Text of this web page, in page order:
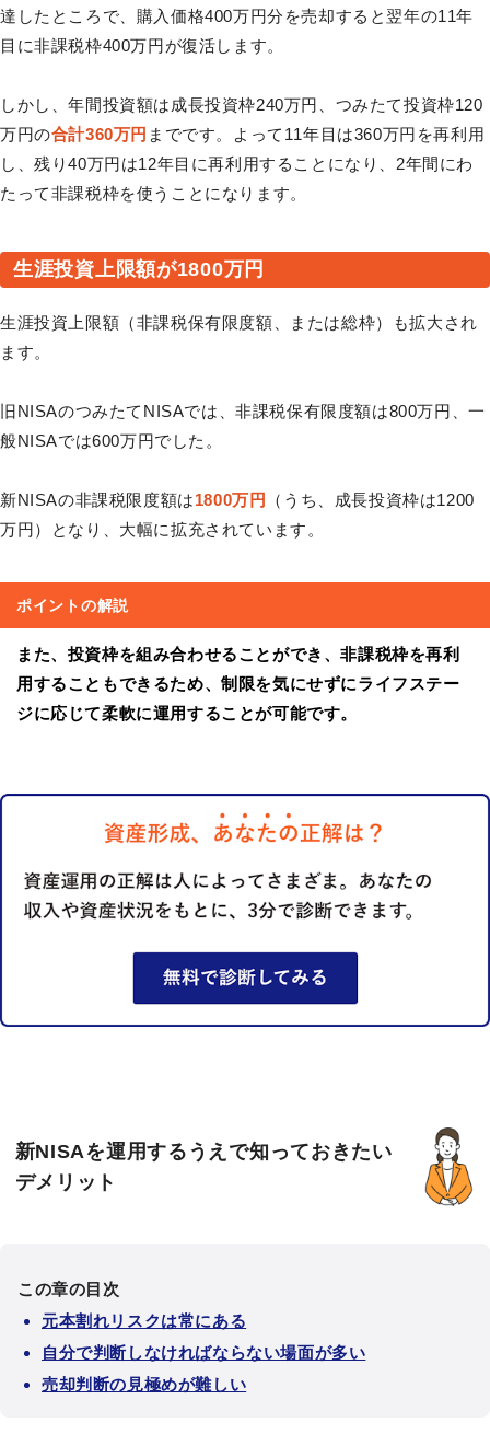
達したところで、購入価格400万円分を売却すると翌年の11年
目に非課税枠400万円が復活します。
しかし、年間投資額は成長投資枠240万円、つみたて投資枠120
万円の合計360万円 までです。よって11年目は360万円を再利用
し、残り40万円は12年目に再利用することになり、2年間にわ
たって非課税枠を使うことになります。
生涯投資上限額が1800万円
生涯投資上限額（非課税保有限度額、または総枠）も拡大され
ます。
旧NISAのつみたてNISAでは、非課税保有限度額は800万円、一
般NISAでは600万円でした。
新NISAの非課税限度額は1800万円
（うち、成長投資枠は1200
万円）となり、大幅に拡充されています。
ポイントの解説
また、投資枠を組み合わせることができ、非課税枠を再利
用することもできるため、制限を気にせずにライフステー
ジに応じて柔軟に運用することが可能です。
新NISAを運用するうえで知っておきたい
デメリット
この章の目次
元本割れリスクは常にある
自分で判断しなければならない場面が多い
売却判断の見極めが難しい